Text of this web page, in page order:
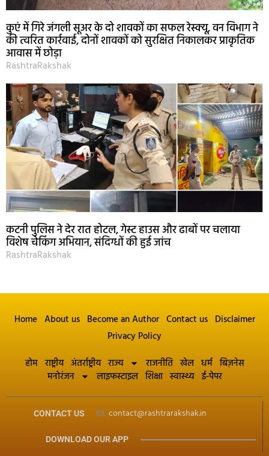
कुएं में गिरे जंगली सूअर के दो शावकों का सफल रेस्क्यू, वन विभाग ने
की त्वरित कार्रवाई, दोनों शावकों को सुरक्षित निकालकर प्राकृतिक
आवास में छोड़ा
RashtraRakshak
कटनी पुलिस ने देर रात होटल, गेस्ट हाउस और ढाबों पर चलाया
विशेष चेकिंग अभियान, संदिग्धों की हुई जांच
RashtraRakshak
Home About us Become an Author Contact us Disclaimer
Privacy Policy
होम राष्ट्रीय अंतर्राष्ट्रीय राज्य राजनीति खेल धर्म बिज़नेस
मनोरंजन
लाइफस्टाइल शिक्षा स्वास्थ्य ई-पेपर
CONTACT US contact@rashtrarakshak.in
DOWNLOAD OUR APP